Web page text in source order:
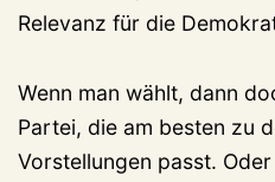
Relevanz für die
Wenn man wählt, dann
Partei, die am besten zu
Vorstellungen passt.